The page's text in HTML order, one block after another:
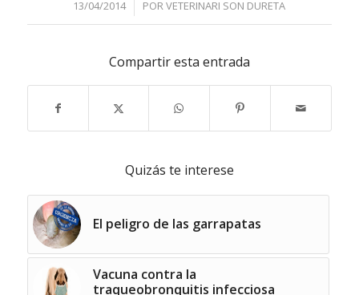
13/04/2014
/ PORVETERINARI SON DURETA
Compartir esta entrada
Quizás te interese
El peligro de las garrapatas
Vacuna contra la
traqueobronquitis infecciosa